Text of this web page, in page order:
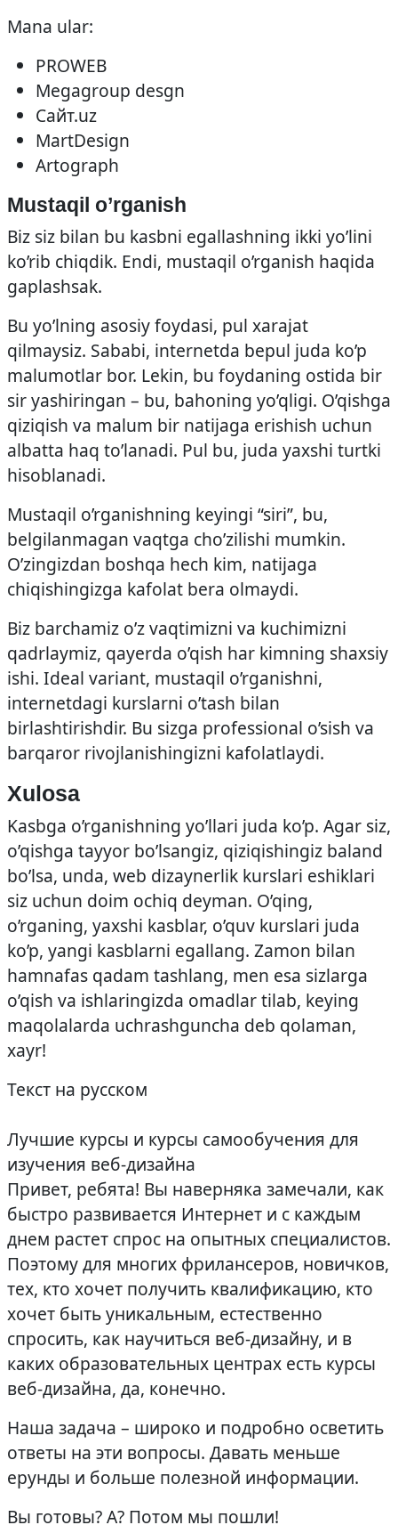
Mana ular:
PROWEB
Megagroup desgn
Сайт.uz
MartDesign
Artograph
Mustaqil o’rganish
Biz siz bilan bu kasbni egallashning ikki yo’lini
ko’rib chiqdik. Endi, mustaqil o’rganish haqida
gaplashsak.
Bu yo’lning asosiy foydasi, pul xarajat
qilmaysiz. Sababi, internetda bepul juda ko’p
malumotlar bor. Lekin, bu foydaning ostida bir
sir yashiringan – bu, bahoning yo’qligi. O’qishga
qiziqish va malum bir natijaga erishish uchun
albatta haq to’lanadi. Pul bu, juda yaxshi turtki
hisoblanadi.
Mustaqil o’rganishning keyingi “siri”, bu,
belgilanmagan vaqtga cho’zilishi mumkin.
O’zingizdan boshqa hech kim, natijaga
chiqishingizga kafolat bera olmaydi.
Biz barchamiz o’z vaqtimizni va kuchimizni
qadrlaymiz, qayerda o’qish har kimning shaxsiy
ishi. Ideal variant, mustaqil o’rganishni,
internetdagi kurslarni o’tash bilan
birlashtirishdir. Bu sizga professional o’sish va
barqaror rivojlanishingizni kafolatlaydi.
Xulosa
Kasbga o’rganishning yo’llari juda ko’p. Agar siz,
o’qishga tayyor bo’lsangiz, qiziqishingiz baland
bo’lsa, unda, web dizaynerlik kurslari eshiklari
siz uchun doim ochiq deyman. O’qing,
o’rganing, yaxshi kasblar, o’quv kurslari juda
ko’p, yangi kasblarni egallang. Zamon bilan
hamnafas qadam tashlang, men esa sizlarga
o’qish va ishlaringizda omadlar tilab, keying
maqolalarda uchrashguncha deb qolaman,
xayr!
Текст на русском
Лучшие курсы и курсы самообучения для
изучения веб-дизайна
Привет, ребята! Вы наверняка замечали, как
быстро развивается Интернет и с каждым
днем ​​растет спрос на опытных специалистов.
Поэтому для многих фрилансеров, новичков,
тех, кто хочет получить квалификацию, кто
хочет быть уникальным, естественно
спросить, как научиться веб-дизайну, и в
каких образовательных центрах есть курсы
веб-дизайна, да, конечно.
Наша задача – широко и подробно осветить
ответы на эти вопросы. Давать меньше
ерунды и больше полезной информации.
Вы готовы? А? Потом мы пошли!